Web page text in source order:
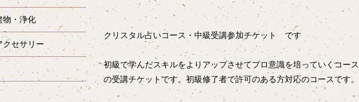
クリスタル占いコース・中級受講参加チケット です
初級で学んだスキルをよりアップさせてプロ意識を培っていくコース
の受講チケットです。初級修了者で許可のある方対応のコースです。
物・浄化
クセサリー